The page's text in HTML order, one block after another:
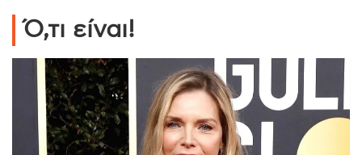
Ό,τι είναι!